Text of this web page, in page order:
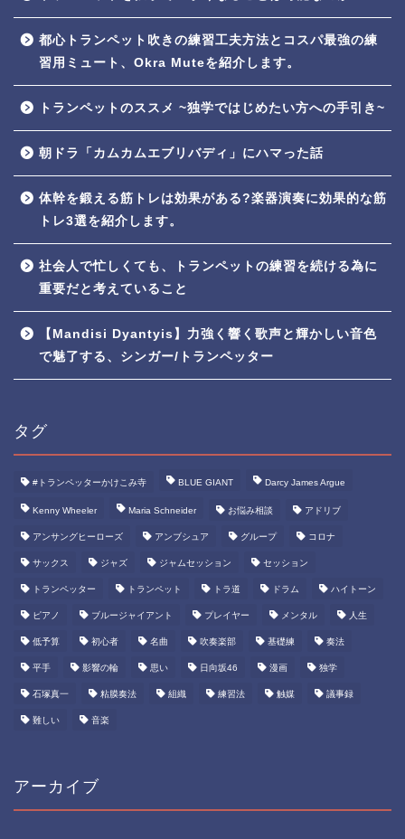
都心トランペット吹きの練習工夫方法とコスパ最強の練
習用ミュート、Okra Muteを紹介します。
トランペットのススメ ~独学ではじめたい方への手引き~
朝ドラ「カムカムエブリバディ」にハマった話
体幹を鍛える筋トレは効果がある?楽器演奏に効果的な筋
トレ3選を紹介します。
社会人で忙しくても、トランペットの練習を続ける為に
重要だと考えていること
【Mandisi Dyantyis】力強く響く歌声と輝かしい音色
で魅了する、シンガー/トランペッター
タグ
#トランペッターかけこみ寺 BLUE GIANT Darcy James Argue
Kenny Wheeler Maria Schneider お悩み相談 アドリブ
アンサングヒーローズ アンブシュア グループ コロナ
サックス ジャズ ジャムセッション セッション
トランペッター トランペット トラ道 ドラム ハイトーン
ピアノ ブルージャイアント プレイヤー メンタル 人生
低予算 初心者 名曲 吹奏楽部 基礎練 奏法
平手 影響の輪 思い 日向坂46 漫画 独学
石塚真一 粘膜奏法 組織 練習法 触媒 議事録
難しい 音楽
アーカイブ